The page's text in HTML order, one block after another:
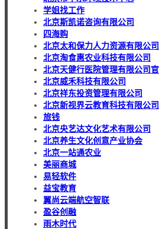
学姐找工作
北京斯凯诺咨询有限公司
四海购
北京太和保力人力资源有限公司
北京淘食惠农业科技有限公司
北京天健行医院管理有限公司
北京威禾科技有限公司
北京祥东投资管理有限公司
北京新视界云教育科技有限公司
旅钱
北京央艺达文化艺术有限公司
北京养生文化创意产业协会
北京一站通农业
美丽商城
易轻软件
益宝教育
翼尚云端航空智联
盈谷创融
雨木时代